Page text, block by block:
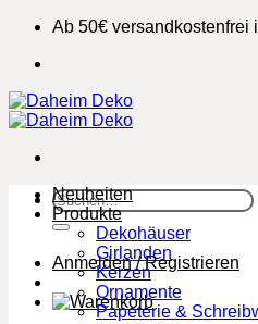
Zum
springen
Ab 50€ versandkostenfrei
Suchen
nach:
Anmelden / Registrieren
Neuheiten
Produkte
Dekohäuser
Girlanden
Kerzen
Ornamente
Papeterie &